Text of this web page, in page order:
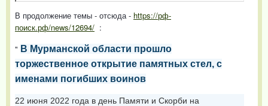
В продолжение темы - отсюда - https://рф-
поиск.рф/news/12694/ :
" В Мурманской области прошло
торжественное открытие памятных стел, с
именами погибших воинов
22 июня 2022 года в день Памяти и Скорби на